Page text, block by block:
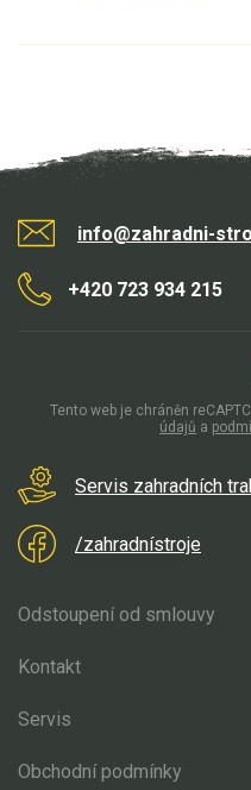
info@zahradni-
+420 723 934 215
Servis zahradních
/zahradnístroje
Odstoupení od smlouvy
Kontakt
Servis
Obchodní podmínky
Tento web je chráněn
údajů a